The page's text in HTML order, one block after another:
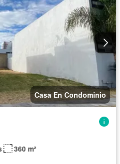
Casa En Condominio
360 m²